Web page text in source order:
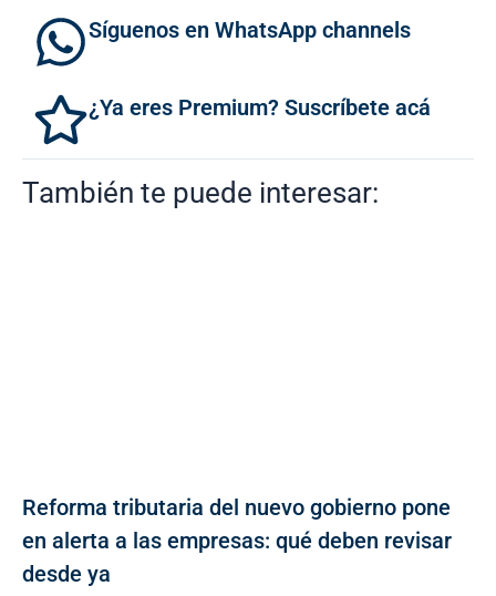
Síguenos en WhatsApp channels
¿Ya eres Premium? Suscríbete acá
También te puede interesar:
Reforma tributaria del nuevo gobierno pone
en alerta a las empresas: qué deben revisar
desde ya